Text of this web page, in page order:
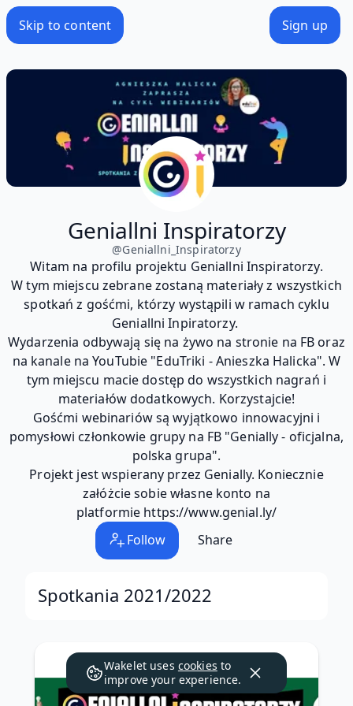
Skip to content Sign up
Geniallni Inspiratorzy
@Geniallni_Inspiratorzy
Witam na profilu projektu Geniallni Inspiratorzy.
W tym miejscu zebrane zostaną materiały z wszystkich
spotkań z gośćmi, którzy wystąpili w ramach cyklu
Geniallni Inpiratorzy.
Wydarzenia odbywają się na żywo na stronie na FB oraz
na kanale na YouTubie "EduTriki - Anieszka Halicka". W
tym miejscu macie dostęp do wszystkich nagrań i
materiałów dodatkowych. Korzystajcie!
Gośćmi webinariów są wyjątkowo innowacyjni i
pomysłowi członkowie grupy na FB "Genially - oficjalna,
polska grupa".
Projekt jest wspierany przez Genially. Koniecznie
załóżcie sobie własne konto na
platformie https://www.genial.ly/
Follow
Share
Spotkania 2021/2022
Wakelet uses cookies to
improve your experience.